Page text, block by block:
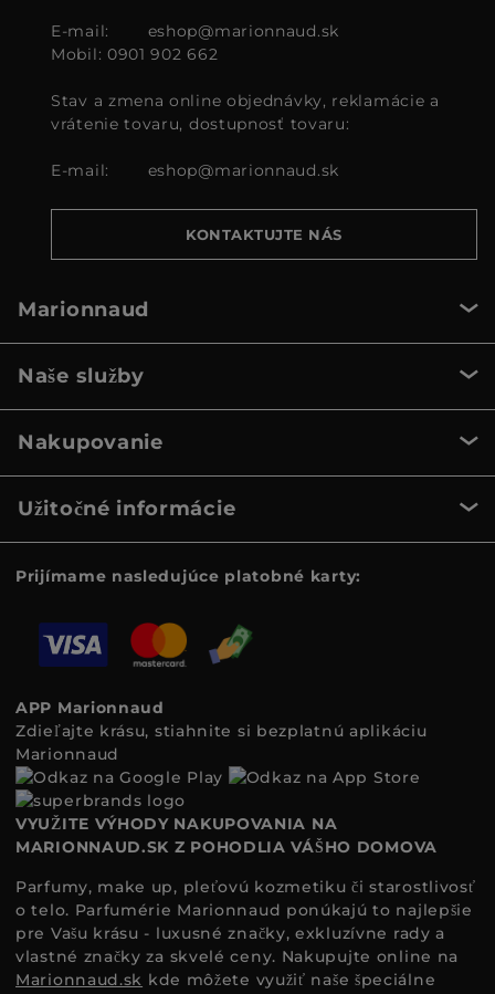
E-mail:
eshop@marionnaud.sk
Mobil: 0901 902 662
Stav a zmena online objednávky, reklamácie a
vrátenie tovaru, dostupnosť tovaru:
E-mail: eshop@marionnaud.sk
KONTAKTUJTE NÁS
Marionnaud
Naše služby
Nakupovanie
Užitočné informácie
Prijímame nasledujúce platobné karty:
APP Marionnaud
Zdieľajte krásu, stiahnite si bezplatnú aplikáciu
Marionnaud
VYUŽITE VÝHODY NAKUPOVANIA NA
MARIONNAUD.SK Z POHODLIA VÁŠHO DOMOVA
Parfumy, make up, pleťovú kozmetiku či starostlivosť
o telo. Parfumérie Marionnaud ponúkajú to najlepšie
pre Vašu krásu - luxusné značky, exkluzívne rady a
vlastné značky za skvelé ceny. Nakupujte online na
Marionnaud.sk kde môžete využiť naše špeciálne